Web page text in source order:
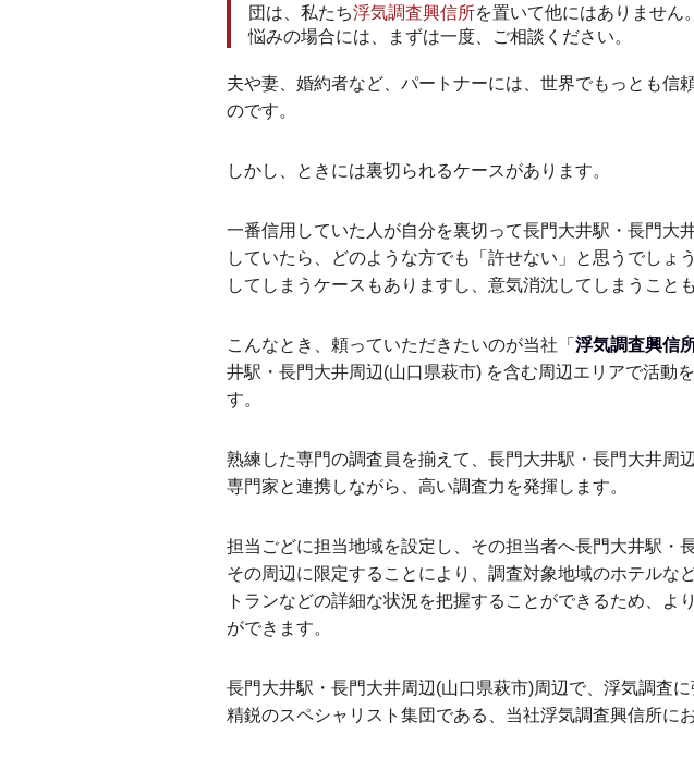
団は、私たち浮気調査興信所を置いて他にはありません
悩みの場合には、まずは一度、ご相談ください。
夫や妻、婚約者など、パートナーには、世界でもっとも信
のです。
しかし、ときには裏切られるケースがあります。
一番信用していた人が自分を裏切って長門大井駅・長門大
していたら、どのような方でも「許せない」と思うでしょ
してしまうケースもありますし、意気消沈してしまうこと
こんなとき、頼っていただきたいのが当社「浮気調査興信
井駅・長門大井周辺(山口県萩市) を含む周辺エリアで活動
す。
熟練した専門の調査員を揃えて、長門大井駅・長門大井周
専門家と連携しながら、高い調査力を発揮します。
担当ごどに担当地域を設定し、その担当者へ長門大井駅・
その周辺に限定することにより、調査対象地域のホテルな
トランなどの詳細な状況を把握することができるため、よ
ができます。
長門大井駅・長門大井周辺(山口県萩市)周辺で、浮気調査に
精鋭のスペシャリスト集団である、当社浮気調査興信所に